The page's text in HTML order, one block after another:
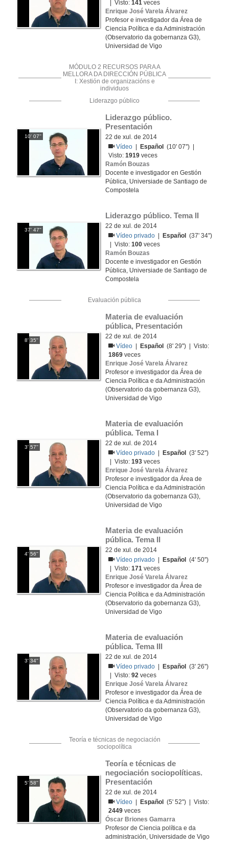
| Visto:141 veces
Enrique José Varela Álvarez
Profesor e investigador da Área de
Ciencia Política e da Administración
(Observatorio da gobernanza G3),
Universidad de Vigo
MÓDULO 2 RECURSOS PARA A
MELLORA DA DIRECCIÓN PÚBLICA
I: Xestión de organizacións e
individuos
Liderazgo público
10' 07''
Liderazgo público.
Presentación
22 de xul. de 2014
Vídeo
Español
(10' 07'') |
Visto:1919 veces
Ramón Bouzas
Docente e investigador en Gestión
Pública, Universiade de Santiago de
Compostela
37' 47''
Liderazgo público. Tema II
22 de xul. de 2014
Vídeo privado
Español
(37' 34'')
| Visto:100 veces
Ramón Bouzas
Docente e investigador en Gestión
Pública, Universiade de Santiago de
Compostela
Evaluación pública
8' 35''
Materia de evaluación
pública, Presentación
22 de xul. de 2014
Vídeo
Español
(8' 29'') | Visto:
1869 veces
Enrique José Varela Álvarez
Profesor e investigador da Área de
Ciencia Política e da Administración
(Observatorio da gobernanza G3),
Universidad de Vigo
3' 57''
Materia de evaluación
pública. Tema I
22 de xul. de 2014
Vídeo privado
Español
(3' 52'')
| Visto:193 veces
Enrique José Varela Álvarez
Profesor e investigador da Área de
Ciencia Política e da Administración
(Observatorio da gobernanza G3),
Universidad de Vigo
4' 56''
Materia de evaluación
pública. Tema II
22 de xul. de 2014
Vídeo privado
Español
(4' 50'')
| Visto:171 veces
Enrique José Varela Álvarez
Profesor e investigador da Área de
Ciencia Política e da Administración
(Observatorio da gobernanza G3),
Universidad de Vigo
3' 34''
Materia de evaluación
pública. Tema III
22 de xul. de 2014
Vídeo privado
Español
(3' 26'')
| Visto:92 veces
Enrique José Varela Álvarez
Profesor e investigador da Área de
Ciencia Política e da Administración
(Observatorio da gobernanza G3),
Universidad de Vigo
Teoría e técnicas de negociación
sociopolítica
5' 58''
Teoría e técnicas de
negociación sociopolíticas.
Presentación
22 de xul. de 2014
Vídeo
Español
(5' 52'') | Visto:
2449 veces
Óscar Briones Gamarra
Profesor de Ciencia política e da
administración, Universidade de Vigo